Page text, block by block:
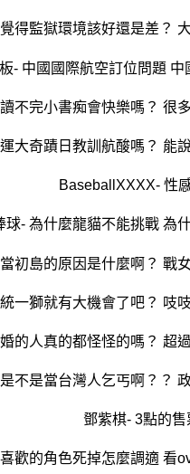
得監獄環境該好還是差？
- 中國國際航空訂位問題 中
不完小書痴會快樂嗎？ 很
大奇蹟日教訓航酸嗎？ 能
BaseballXXXX- 性
球- 為什麼龍貓不能挑戰 為
初島的原因是什麼啊？ 戰
一獅就有大機會了吧？ 吱
的人真的都怪怪的嗎？ 超
不是當台灣人乞丐啊？？
鄧紫棋- 3點的售
歡的角色死掉怎麼調適 看